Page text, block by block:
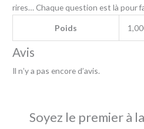
rires… Chaque question est là pour
Poids
Avis
Il n’y a pas encore d’avis.
Soyez le premier à